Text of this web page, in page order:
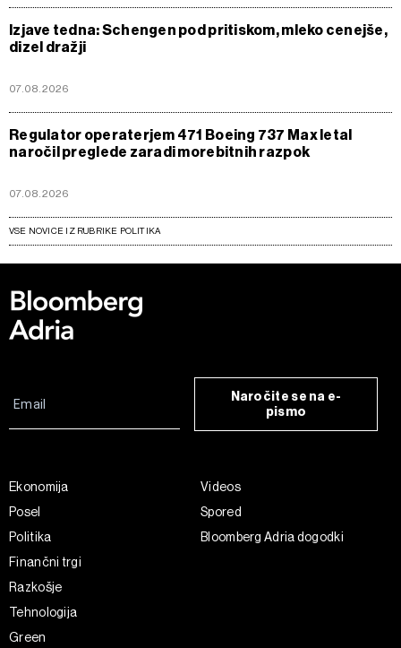
Izjave tedna: Schengen pod pritiskom, mleko cenejše,
dizel dražji
07.08.2026
Regulator operaterjem 471 Boeing 737 Max letal
naročil preglede zaradi morebitnih razpok
07.08.2026
VSE NOVICE IZ RUBRIKE POLITIKA
Naročite se na e-
pismo
Ekonomija
Posel
Politika
Finančni trgi
Razkošje
Tehnologija
Green
Videos
Spored
Bloomberg Adria dogodki